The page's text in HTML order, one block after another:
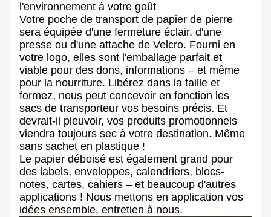
l'environnement à votre goût
Votre poche de transport de papier de pierre
sera équipée d'une fermeture éclair, d'une
presse ou d'une attache de Velcro. Fourni en
votre logo, elles sont l'emballage parfait et
viable pour des dons, informations – et même
pour la nourriture. Libérez dans la taille et
formez, nous peut concevoir en fonction les
sacs de transporteur vos besoins précis. Et
devrait-il pleuvoir, vos produits promotionnels
viendra toujours sec à votre destination. Même
sans sachet en plastique !
Le papier déboisé est également grand pour
des labels, enveloppes, calendriers, blocs-
notes, cartes, cahiers – et beaucoup d'autres
applications ! Nous mettons en application vos
idées ensemble, entretien à nous.